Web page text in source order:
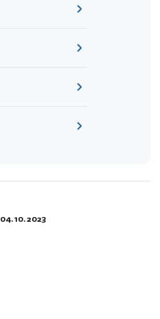
04. 10. 2023